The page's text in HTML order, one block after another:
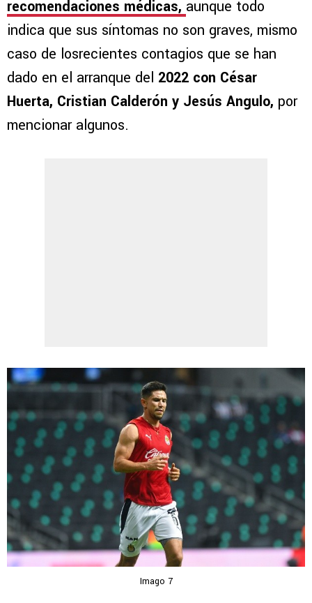
recomendaciones médicas, aunque todo
indica que sus síntomas no son graves, mismo
caso de losrecientes contagios que se han
dado en el arranque del 2022 con César
Huerta, Cristian Calderón y Jesús Angulo, por
mencionar algunos.
Imago 7